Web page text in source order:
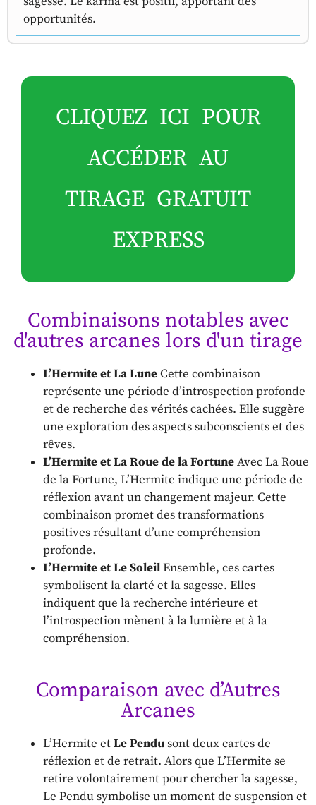
opportunités.
CLIQUEZ ICI POUR
ACCÉDER AU
TIRAGE GRATUIT
EXPRESS
Combinaisons notables avec
d'autres arcanes lors d'un tirage
L’Hermite et La LuneCette combinaison
représente une période d’introspection profonde
et de recherche des vérités cachées. Elle suggère
une exploration des aspects subconscients et des
rêves.
L’Hermite et La Roue de la FortuneAvec La Roue
de la Fortune, L’Hermite indique une période de
réflexion avant un changement majeur. Cette
combinaison promet des transformations
positives résultant d’une compréhension
profonde.
L’Hermite et Le SoleilEnsemble, ces cartes
symbolisent la clarté et la sagesse. Elles
indiquent que la recherche intérieure et
l’introspection mènent à la lumière et à la
compréhension.
Comparaison avec d’Autres
Arcanes
L’Hermite etLe Pendusont deux cartes de
réflexion et de retrait. Alors que L’Hermite se
retire volontairement pour chercher la sagesse,
Le Pendu symbolise un moment de suspension et